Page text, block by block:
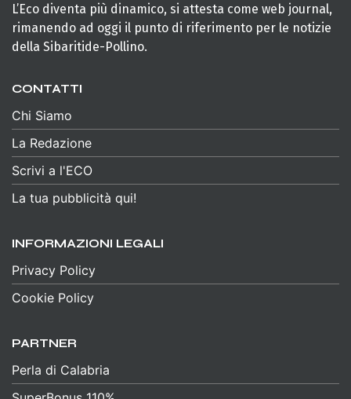
L’Eco diventa più dinamico, si attesta come web journal,
rimanendo ad oggi il punto di riferimento per le notizie
della Sibaritide-Pollino.
CONTATTI
Chi Siamo
La Redazione
Scrivi a l'ECO
La tua pubblicità qui!
INFORMAZIONI LEGALI
Privacy Policy
Cookie Policy
PARTNER
Perla di Calabria